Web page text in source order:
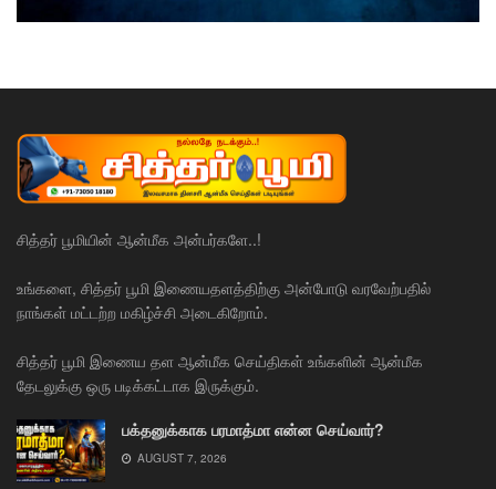
சித்தர் பூமியின் ஆன்மீக அன்பர்களே..!
உங்களை, சித்தர் பூமி இணையதளத்திற்கு அன்போடு வரவேற்பதில்
நாங்கள் மட்டற்ற மகிழ்ச்சி அடைகிறோம்.
சித்தர் பூமி இணைய தள ஆன்மீக செய்திகள் உங்களின் ஆன்மீக
தேடலுக்கு ஒரு படிக்கட்டாக இருக்கும்.
பக்தனுக்காக பரமாத்மா என்ன செய்வார்?
AUGUST 7, 2026